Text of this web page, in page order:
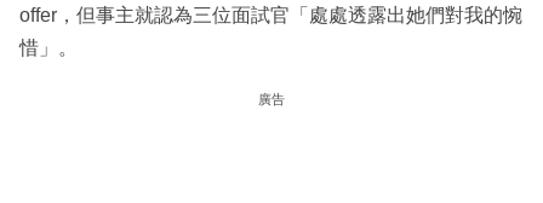
offer，但事主就認為三位面試官「處處透露出她們對我的惋
惜」。
廣告